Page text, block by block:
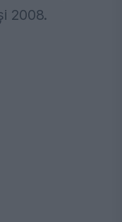
2008.